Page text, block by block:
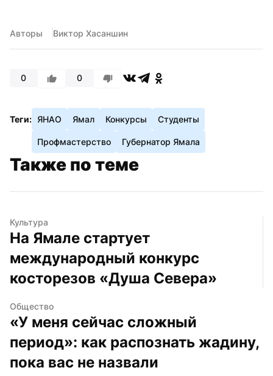
Авторы Виктор Хасаншин
0 0
Теги: ЯНАО Ямал Конкурсы Студенты
Профмастерство Губернатор Ямала
Также по теме
Культура
На Ямале стартует
международный конкурс
косторезов «Душа Севера»
Общество
«У меня сейчас сложный
период»: как распознать жадину,
пока вас не назвали